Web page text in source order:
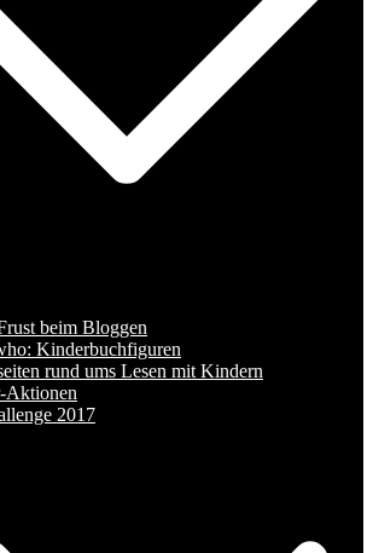
beim Bloggen
Kinderbuchfiguren
rund ums Lesen mit Kindern
Aktionen
2017